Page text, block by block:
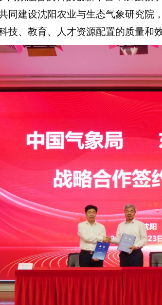
同建设沈阳农业与生态气象研究
技、教育、人才资源配置的质量和